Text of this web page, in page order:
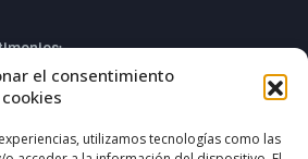
el consentimiento
utilizamos tecnologías como las
en esta página web pueden
o éxito en el futuro.